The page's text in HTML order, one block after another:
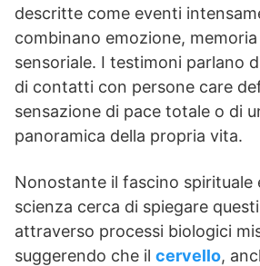
descritte come eventi
combinano emozione,
sensoriale. I testimoni parlano
di contatti con persone care
sensazione di pace totale o di
panoramica della propria vita.
Nonostante il fascino spirituale
scienza cerca di spiegare
attraverso processi biologici
suggerendo che il cervello,